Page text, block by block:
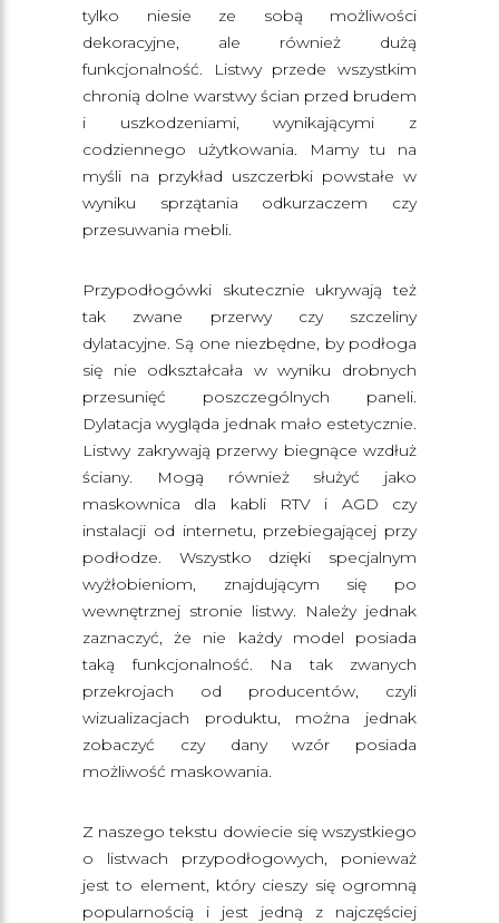
tylko niesie ze sobą możliwości
dekoracyjne, ale również dużą
funkcjonalność. Listwy przede wszystkim
chronią dolne warstwy ścian przed brudem
i uszkodzeniami, wynikającymi z
codziennego użytkowania. Mamy tu na
myśli na przykład uszczerbki powstałe w
wyniku sprzątania odkurzaczem czy
przesuwania mebli.
Przypodłogówki skutecznie ukrywają też
tak zwane przerwy czy szczeliny
dylatacyjne. Są one niezbędne, by podłoga
się nie odkształcała w wyniku drobnych
przesunięć poszczególnych paneli.
Dylatacja wygląda jednak mało estetycznie.
Listwy zakrywają przerwy biegnące wzdłuż
ściany. Mogą również służyć jako
maskownica dla kabli RTV i AGD czy
instalacji od internetu, przebiegającej przy
podłodze. Wszystko dzięki specjalnym
wyżłobieniom, znajdującym się po
wewnętrznej stronie listwy. Należy jednak
zaznaczyć, że nie każdy model posiada
taką funkcjonalność. Na tak zwanych
przekrojach od producentów, czyli
wizualizacjach produktu, można jednak
zobaczyć czy dany wzór posiada
możliwość maskowania.
Z naszego tekstu dowiecie się wszystkiego
o listwach przypodłogowych, ponieważ
jest to element, który cieszy się ogromną
popularnością i jest jedną z najczęściej